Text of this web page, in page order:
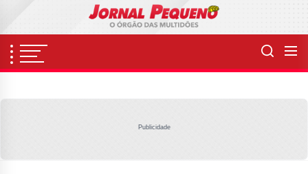
content
Publicidade